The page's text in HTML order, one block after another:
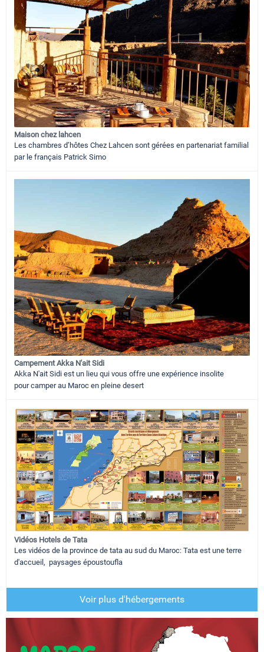
Maison chez lahcen
Les chambres d’hôtes Chez Lahcen sont gérées en partenariat familial
par le français Patrick Simo
Campement Akka N'ait Sidi
Akka N'ait Sidi est un lieu qui vous offre une expérience insolite
pour camper au Maroc en pleine desert
Vidéos Hotels de Tata
Les vidéos de la province de tata au sud du Maroc: Tata est une terre
d'accueil, paysages époustoufla
Voir plus d'hébergements